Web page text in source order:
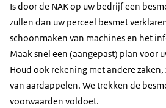
Is door de NAK op uw bedrijf een
zullen dan uw perceel besmet
schoonmaken van machines en het
Maak snel een (aangepast) plan voor
Houd ook rekening met andere
van aardappelen. We trekken de
voorwaarden voldoet.